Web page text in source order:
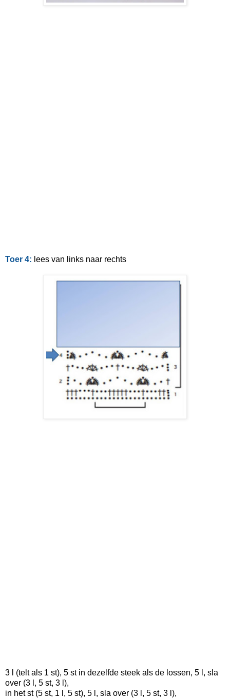
Toer 4: lees van links naar rechts
3 l (telt als 1 st), 5 st in dezelfde steek als de lossen, 5 l, sla
over (3 l, 5 st, 3 l),
in het st (5 st, 1 l, 5 st), 5 l, sla over (3 l, 5 st, 3 l),